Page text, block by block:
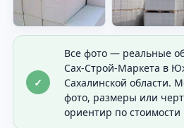
✓
Все фото — реальные
Сах-Строй-Маркета в
Сахалинской области.
фото, размеры или
ориентир по